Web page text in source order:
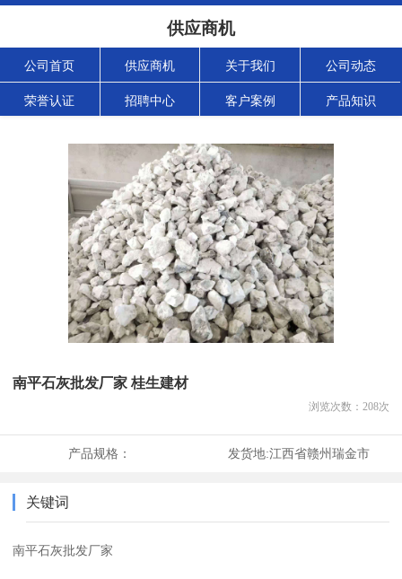
供应商机
公司首页 供应商机 关于我们 公司动态
荣誉认证 招聘中心 客户案例 产品知识
南平石灰批发厂家 桂生建材
浏览次数： 208次
产品规格： 发货地:江西省赣州瑞金市
关键词
南平石灰批发厂家